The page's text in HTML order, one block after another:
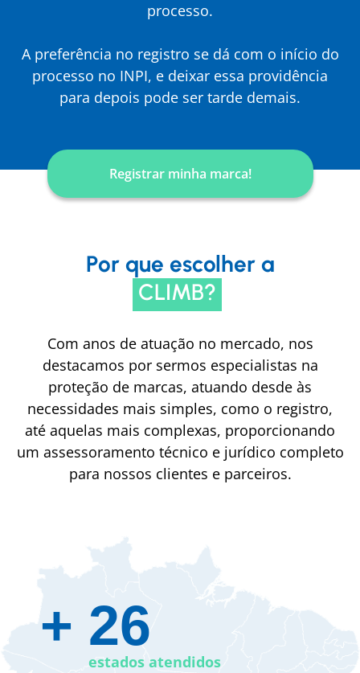
processo.
A preferência no registro se dá com o início do
processo no INPI, e deixar essa providência
para depois pode ser tarde demais.
Registrar minha marca!
Por que escolher a
CLIMB?
Com anos de atuação no mercado, nos
destacamos por sermos especialistas na
proteção de marcas, atuando desde às
necessidades mais simples, como o registro,
até aquelas mais complexas, proporcionando
um assessoramento técnico e jurídico completo
para nossos clientes e parceiros.
+ 26​
estados atendidos